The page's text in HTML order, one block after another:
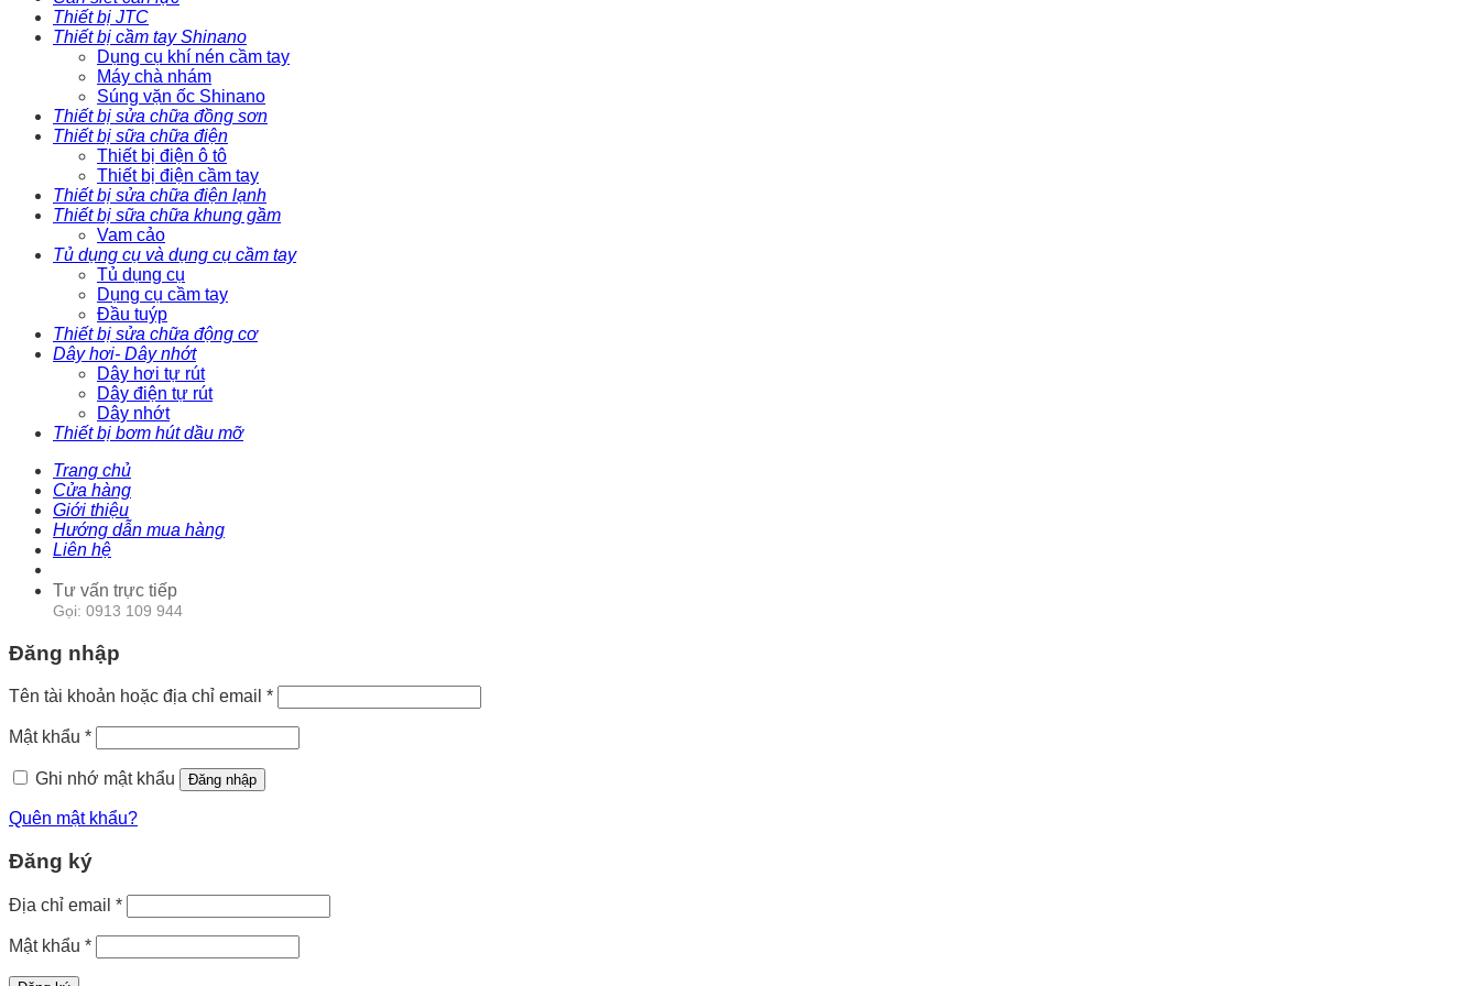
Thiết bị JTC
Thiết bị cầm tay Shinano
Dụng cụ khí nén cầm tay
Máy chà nhám
Súng vặn ốc Shinano
Thiết bị sửa chữa đồng sơn
Thiết bị sữa chữa điện
Thiết bị điện ô tô
Thiết bị điện cầm tay
Thiết bị sửa chữa điện lạnh
Thiết bị sữa chữa khung gầm
Vam cảo
Tủ dụng cụ và dụng cụ cầm tay
Tủ dụng cụ
Dụng cụ cầm tay
Đầu tuýp
Thiết bị sửa chữa động cơ
Dây hơi- Dây nhớt
Dây hơi tự rút
Dây điện tự rút
Dây nhớt
Thiết bị bơm hút dầu mỡ
Trang chủ
Cửa hàng
Giới thiệu
Hướng dẫn mua hàng
Liên hệ
Tư vấn trực tiếp
Gọi: 0913 109 944
Đăng nhập
Tên tài khoản hoặc địa chỉ email *
Mật khẩu *
Ghi nhớ mật khẩu Đăng nhập
Quên mật khẩu?
Đăng ký
Địa chỉ email *
Mật khẩu *